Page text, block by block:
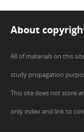
About
All of materials on this
study propagation
This site does not store
only index and link to